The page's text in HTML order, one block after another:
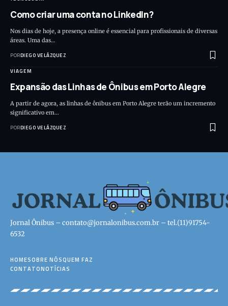
Como criar uma conta no LinkedIn?
Nos dias de hoje, a presença online é essencial para profissionais de diversas
áreas. Uma das…
PORDIEGO VELÁZQUEZ
VIAGEM
Expansão das Linhas de Ônibus em Porto Alegre
A partir de agora, as linhas de ônibus em Porto Alegre terão um incremento
significativo em…
PORDIEGO VELÁZQUEZ
Jornal Ônibus – contato@jornalonibus.com.br – tel.(11)91754-
6532
HOMESOBRE NÓSQUEM FAZ
CONTATONOTÍCIAS